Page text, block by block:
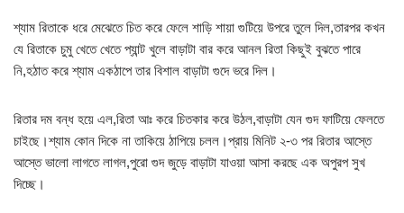
শ্যাম রিতাকে ধরে মেঝেতে চিত করে ফেলে শাড়ি শায়া গুটিয়ে উপরে তুলে দিল,তারপর কখন
যে রিতাকে চুমু খেতে খেতে প্যান্ট খুলে বাড়াটা বার করে আনল রিতা কিছুই বুঝতে পারে
নি,হঠাত করে শ্যাম একঠাপে তার বিশাল বাড়াটা গুদে ভরে দিল।
রিতার দম বন্ধ হয়ে এল,রিতা আঃ করে চিতকার করে উঠল,বাড়াটা যেন গুদ ফাটিয়ে ফেলতে
চাইছে।শ্যাম কোন দিকে না তাকিয়ে ঠাপিয়ে চলল।প্রায় মিনিট ২-৩ পর রিতার আস্তে
আস্তে ভালো লাগতে লাগল,পুরো গুদ জুড়ে বাড়াটা যাওয়া আসা করছে এক অপুরপ সুখ
দিচ্ছে।